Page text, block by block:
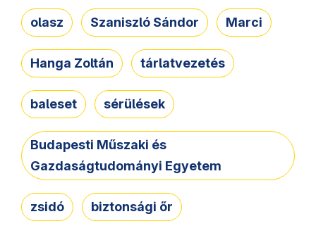
olasz Szaniszló Sándor Marci
Hanga Zoltán tárlatvezetés
baleset sérülések
Budapesti Műszaki és
Gazdaságtudományi Egyetem
zsidó biztonsági őr